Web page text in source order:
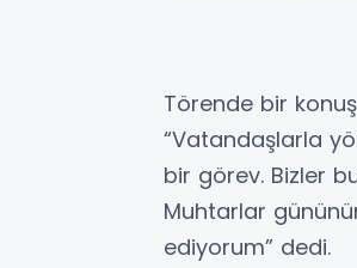
Törende bir
“Vatandaşlarla
bir görev. Bizler
Muhtarlar
ediyorum” dedi.